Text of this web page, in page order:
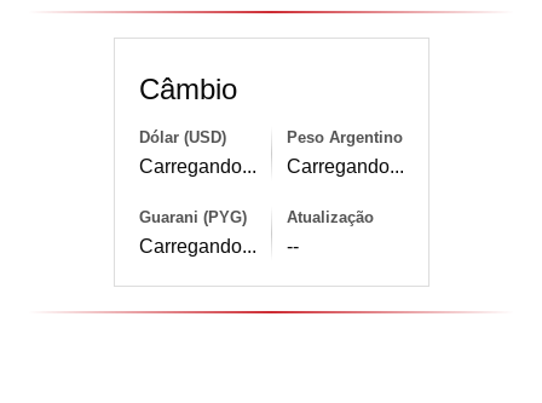
Câmbio
Dólar (USD)
Carregando...
Peso Argentino
Carregando...
Guarani (PYG)
Carregando...
Atualização
--